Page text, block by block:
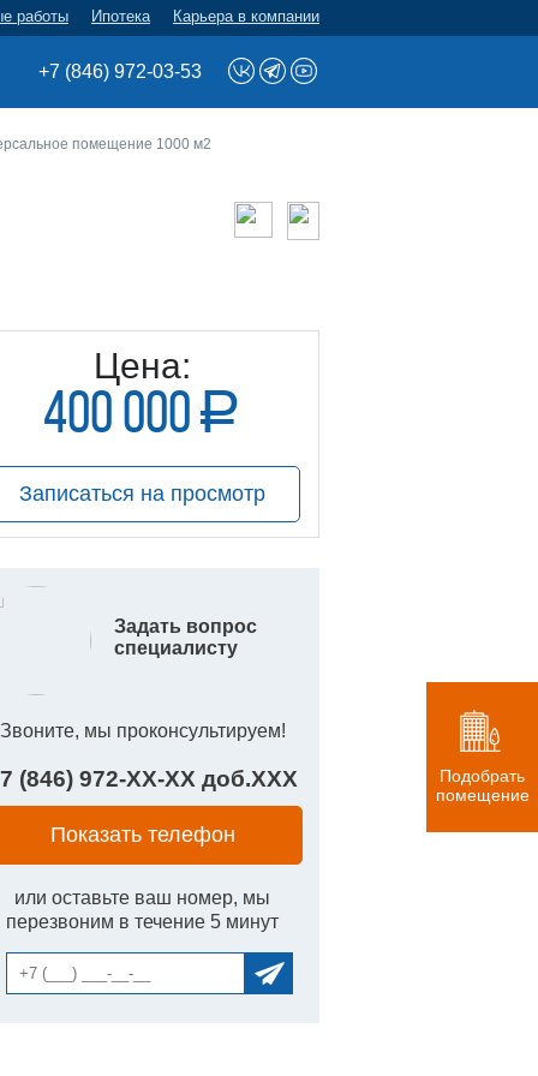
работы Ипотека Карьера в компании
+7 (846) 972-03-53
помещение 1000 м2
Цена:
400 000 a
руб.
Записаться на просмотр
Задать вопрос
специалисту
Звоните, мы проконсультируем!
(846) 972-XX-XX доб.XXX
Показать телефон
или оставьте ваш номер, мы
перезвоним в течение 5 минут
Подобрать
помещение